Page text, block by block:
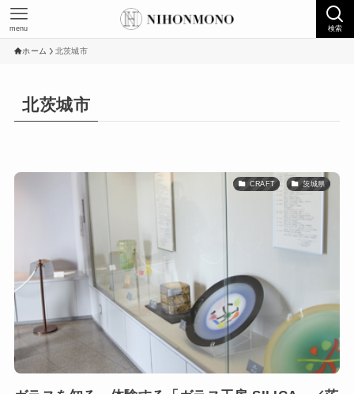
検索
menu
ホーム 北茨城市
北茨城市
CRAFT 茨城県